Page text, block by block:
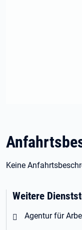
Keine
Weitere
Agentur für